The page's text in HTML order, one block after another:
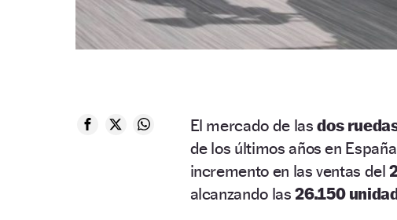
El mercado de lasdos
de los últimos años en
incremento en las ventas del
alcanzando las26.150